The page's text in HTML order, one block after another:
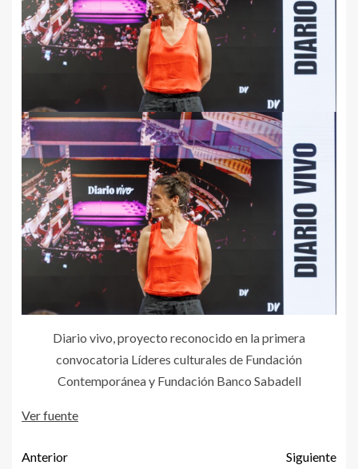
Diario vivo, proyecto reconocido en la primera
convocatoria Líderes culturales de Fundación
Contemporánea y Fundación Banco Sabadell
Ver fuente
Anterior
Siguiente